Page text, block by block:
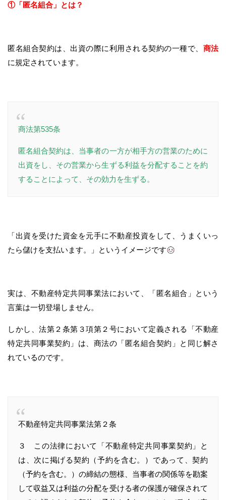
①「匿名組合」とは？
匿名組合契約は、出資の際に利用される契約の一種で、 商法
に規定されています。
商法第535条
匿名組合契約は、当事者の一方が相手方の営業のために
出資をし、その営業から生ずる利益を分配することを約
することによって、その効力を生ずる。
「出資を受けた資金を元手に不動産投資をして、うまくいっ
たら儲けを支払います。」というイメージです
実は、不動産特定共同事業法において、「匿名組合」という
言葉は一切登場しません。
しかし、法第２条第３項第２号において定義される「不動産
特定共同事業契約」は、商法の「匿名組合契約」と同じ解さ
れているのです。
不動産特定共同事業法第２条
３ この法律において「不動産特定共同事業契約」と
は、次に掲げる契約（予約を含む。）であって、契約
（予約を含む。）の締結の態様、当事者の関係等を勘案
して収益又は利益の分配を受ける者の保護が確保されて